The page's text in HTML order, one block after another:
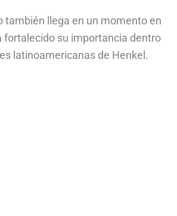
también llega en un momento en
fortalecido su importancia dentro
latinoamericanas de Henkel.